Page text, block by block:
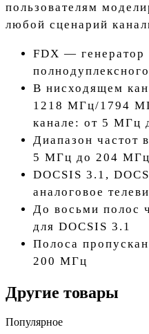
пользователям
любой сценарий
FDX — генератор
В нисходящем
1218 МГц/1794
канале: от 5 МГц
Диапазон частот
5 МГц до 204 МГц
DOCSIS 3.1,
аналоговое
До восьми полос
для DOCSIS 3.1
Полоса
200 МГц
Другие товары
Популярное